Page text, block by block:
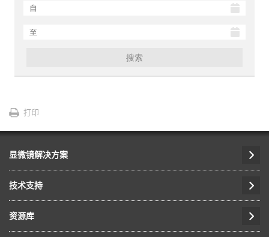
搜索
打印
显微镜解决方案
技术支持
资源库